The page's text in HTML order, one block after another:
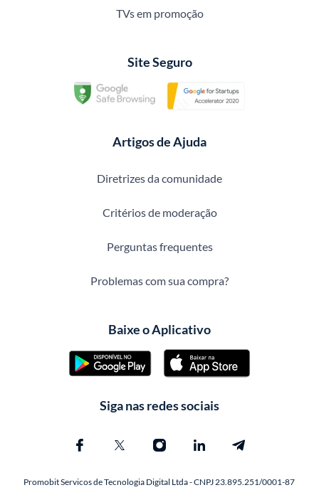
TVs em promoção
Site Seguro
Artigos de Ajuda
Diretrizes da comunidade
Critérios de moderação
Perguntas frequentes
Problemas com sua compra?
Baixe o Aplicativo
Siga nas redes sociais
Promobit Servicos de Tecnologia Digital Ltda - CNPJ 23.895.251/0001-87